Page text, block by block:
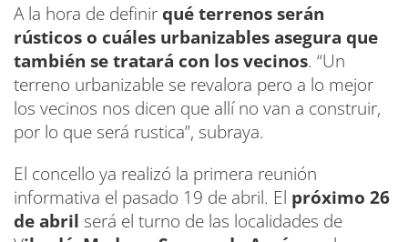
A la hora de definir qué terrenos serán
rústicos o cuáles urbanizables asegura que
también se tratará con los vecinos. “Un
terreno urbanizable se revalora pero a lo mejor
los vecinos nos dicen que allí no van a construir,
por lo que será rustica”, subraya.
El concello ya realizó la primera reunión
informativa el pasado 19 de abril. El próximo 26
de abril será el turno de las localidades de